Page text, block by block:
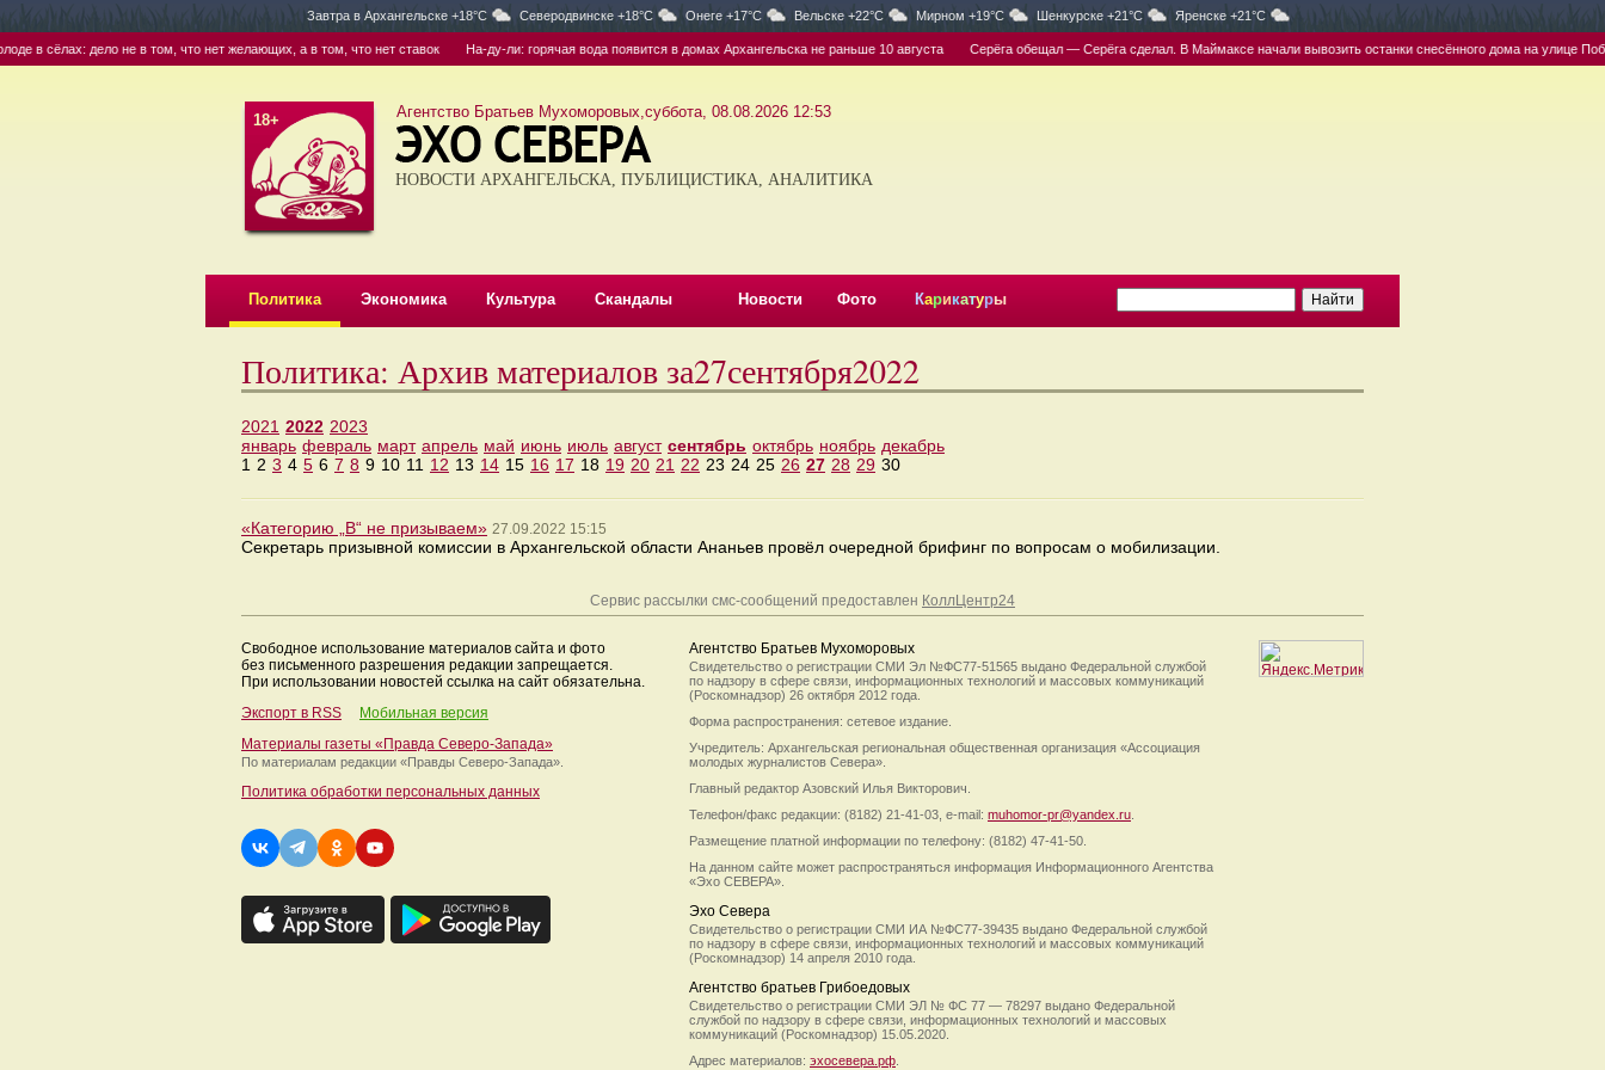
Завтра в Архангельске +18°C Северодвинске +18°C Онеге +17°C Вельске +22°C Мирном +19°C Шенкурске +21°C Яренске +21°C
в сёлах: дело не в том, что нет желающих, а в том, что нет ставок На-ду-ли: горячая вода появится в домах Архангельска не раньше 10 августа Серёга обещал — Серёга сделал. В Маймаксе начали вывозить останки снесённого дома на улице
18+ Агентство Братьев Мухоморовых,суббота, 08.08.2026 12:53
НОВОСТИ АРХАНГЕЛЬСКА, ПУБЛИЦИСТИКА, АНАЛИТИКА
Политика Экономика Культура Скандалы Новости Фото Карикатуры
Политика: Архив материалов за27сентября2022
2021 2022 2023
январь февраль март апрель май июнь июль август сентябрь октябрь ноябрь декабрь
1 2 3 4 5 6 7 8 9 10 11 12 13 14 15 16 17 18 19 20 21 22 23 24 25 26 27 28 29 30
«Категорию „В“ не призываем» 27.09.2022 15:15
Секретарь призывной комиссии в Архангельской области Ананьев провёл очередной брифинг по вопросам о мобилизации.
Сервис рассылки смс-сообщений предоставлен КоллЦентр24
Свободное использование материалов сайта и фото
без письменного разрешения редакции запрещается.
При использовании новостей ссылка на сайт обязательна.
Экспорт в RSS
Мобильная версия
Материалы газеты «Правда Северо-Запада»
По материалам редакции «Правды Северо-Запада».
Политика обработки персональных данных
Агентство Братьев Мухоморовых
Свидетельство о регистрации СМИ Эл №ФС77-51565 выдано Федеральной службой
по надзору в сфере связи, информационных технологий и массовых коммуникаций
(Роскомнадзор) 26 октября 2012 года.
Форма распространения: сетевое издание.
Учредитель: Архангельская региональная общественная организация «Ассоциация
молодых журналистов Севера».
Главный редактор Азовский Илья Викторович.
Телефон/факс редакции: (8182) 21-41-03, e-mail: muhomor-pr@yandex.ru
Размещение платной информации по телефону: (8182) 47-41-50.
На данном сайте может распространяться информация Информационного Агентства
«Эхо СЕВЕРА».
Эхо Севера
Свидетельство о регистрации СМИ ИА №ФС77-39435 выдано Федеральной службой
по надзору в сфере связи, информационных технологий и массовых коммуникаций
(Роскомнадзор) 14 апреля 2010 года.
Агентство братьев Грибоедовых
Свидетельство о регистрации СМИ ЭЛ № ФС 77 — 78297 выдано Федеральной
службой по надзору в сфере связи, информационных технологий и массовых
коммуникаций (Роскомнадзор) 15.05.2020.
Адрес материалов: эхосевера.рф